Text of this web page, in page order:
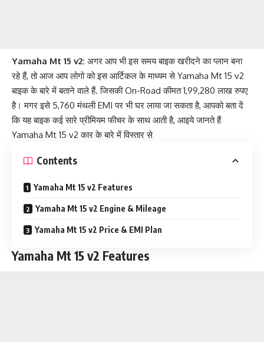
Yamaha Mt 15 v2: अगर आप भी इस समय बाइक खरीदने का प्लान बना
रहे हैं, तो आज आप लोगो को इस आर्टिकल के माध्यम से Yamaha Mt 15 v2
बाइक के बारे में बताने वाले हैं. जिसकी On-Road कीमत 1,99,280 लाख रुपए
है। मगर इसे 5,760 मंथली EMI पर भी घर लाया जा सकता है, आपको बता दें
कि यह बाइक कई सारे प्रीमियम फीचर के साथ आती है, आइये जानते हैं
Yamaha Mt 15 v2 कार के बारे में विस्तार से
Contents
Yamaha Mt 15 v2 Features
Yamaha Mt 15 v2 Engine & Mileage
Yamaha Mt 15 v2 Price & EMI Plan
Yamaha Mt 15 v2 Features